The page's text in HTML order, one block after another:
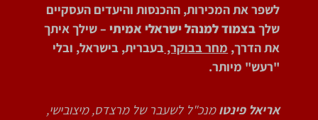
לשפר את המכירות, ההכנסות והיעדים העסקיים
שלךבצמוד למנהל ישראלי אמיתי –שילך איתך
את הדרך, מחר בבוקר, בעברית, בישראל, ובלי
"רעש" מיותר.
אריאל פינטומנכ"ל לשעבר של מרצדס, מיצובישי,